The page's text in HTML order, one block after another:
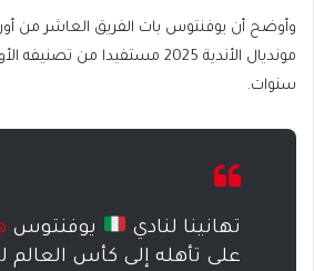
وأوضح أن يوفنتوس بات الفريق العاشر من
سنوات.
تهانينا لنادي يوفنتوس
على تأهله إلى كأس العالم